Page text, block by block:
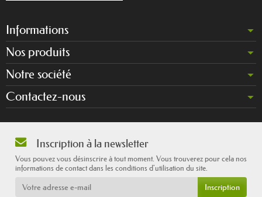
Informations
Nos produits
Notre société
Contactez-nous
Inscription à la newsletter
Vous pouvez vous désinscrire à tout moment. Vous trouverez pour cela nos
informations de contact dans les conditions d'utilisation du site.